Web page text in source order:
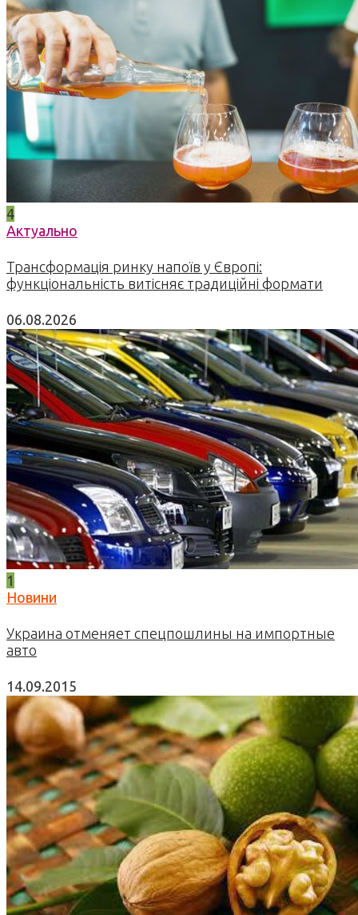
4
Актуально
Трансформація ринку напоїв у Європі:
функціональність витісняє традиційні формати
06.08.2026
1
Новини
Украина отменяет спецпошлины на импортные
авто
14.09.2015